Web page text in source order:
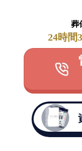
葬
24時間